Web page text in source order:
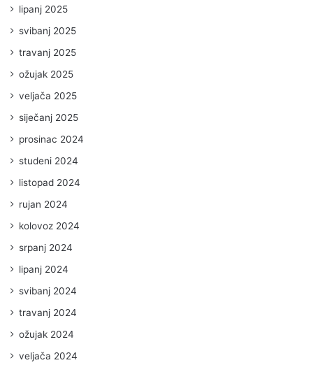
lipanj 2025
svibanj 2025
travanj 2025
ožujak 2025
veljača 2025
siječanj 2025
prosinac 2024
studeni 2024
listopad 2024
rujan 2024
kolovoz 2024
srpanj 2024
lipanj 2024
svibanj 2024
travanj 2024
ožujak 2024
veljača 2024